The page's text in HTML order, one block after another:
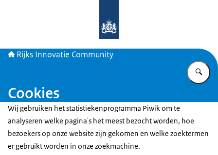
Rijks Innovatie Community
Cookies
Wij gebruiken het statistiekenprogramma Piwik om te
analyseren welke pagina's het meest bezocht worden, hoe
bezoekers op onze website zijn gekomen en welke zoektermen
er gebruikt worden in onze zoekmachine.